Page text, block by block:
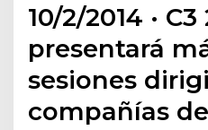
10/2/2014 · C3
presentará
sesiones
compañías